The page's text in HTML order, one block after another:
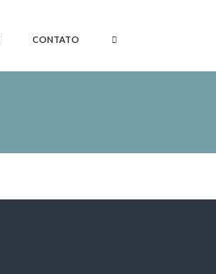
CONTATO